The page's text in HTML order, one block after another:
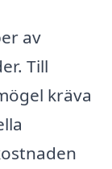
av
Till
kräva